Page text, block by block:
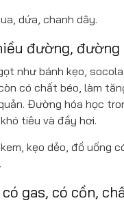
dứa, chanh dây.
đường, đường
như bánh kẹo,
có chất béo, làm
Đường hóa học
tiêu và đầy hơi.
kẹo dẻo, đồ uống
gas, có cồn,